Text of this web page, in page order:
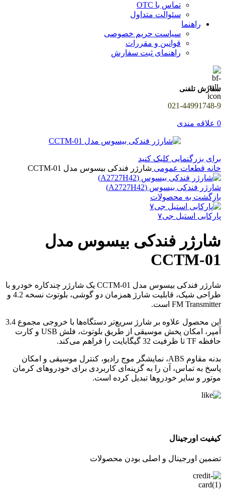
تماس با OTC
سئوالت متداول
راهنما
سیاست حریم خصوصی
قوانین و مقررات
راهنمای ثبت سفارش
سفارش تلفنی
021-44991748-9
0 علاقه مندی
برای بزرگنمایی کلیک کنید
خانه قطعات عمومی شارژر فندکی بیسوس مدل CCTM-01
شارژر فندکی بیسوس (A2727H42)
بازگشت به محصولات
پارکابی استیل جی۷
شارژر فندکی بیسوس مدل
CCTM-01
شارژر فندکی بیسوس مدل CCTM-01 یک شارژر چندکاره خودرو با
طراحی شیک، قابلیت شارژ همزمان دو گوشی، بلوتوث نسخه 4.2 و
FM Transmitter است.
این محصول علاوه بر شارژ سریع‌تر دستگاه‌ها با خروجی مجموع 3.4
آمپر، امکان پخش موسیقی از طریق بلوتوث، فلش USB و کارت
حافظه TF تا ظرفیت 32 گیگابایت را فراهم می‌کند.
بدنه مقاوم ABS، نمایشگر موج رادیو، کنترل موسیقی و امکان
پاسخ به تماس، آن را به گزینه‌ای کاربردی برای خودروهای کرمان
موتور و سایر خودروها تبدیل کرده است.
کیفیت اورجینال
تضمین اورجینال و اصلی بودن محصولات